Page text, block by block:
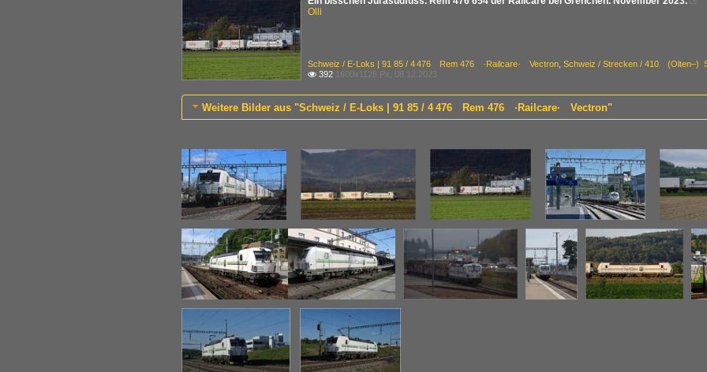
Olli
Schweiz / E-Loks | 91 85 / 4 476 Rem 476 ·Railcare· Vectron Schweiz / Strecken / 410 (Olten–)
 392 1600x1128 Px, 08.12.2023
Weitere Bilder aus "Schweiz / E-Loks | 91 85 / 4 476 Rem 476 ·Railcare· Vectron"